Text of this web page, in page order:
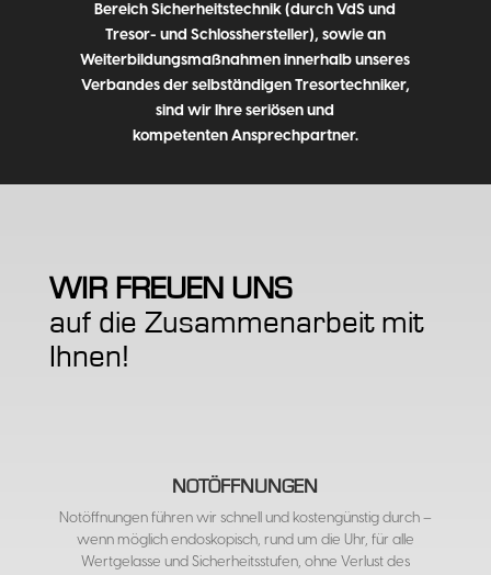
Bereich Sicherheitstechnik (durch VdS und
Tresor- und Schlosshersteller), sowie an
Weiterbildungsmaßnahmen innerhalb unseres
Verbandes der selbständigen Tresortechniker,
sind wir Ihre seriösen und
kompetenten Ansprechpartner.
WIR FREUEN UNS
auf die Zusammenarbeit mit
Ihnen!
NOTÖFFNUNGEN
Notöffnungen führen wir schnell und kostengünstig durch –
wenn möglich endoskopisch, rund um die Uhr, für alle
Wertgelasse und Sicherheitsstufen, ohne Verlust des